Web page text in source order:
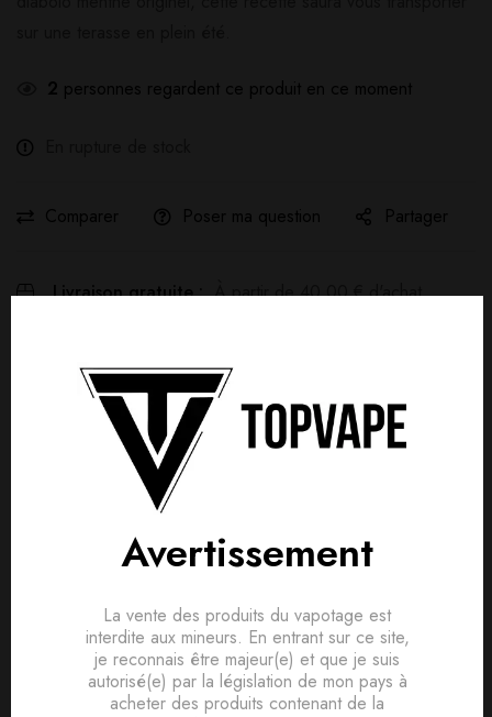
2 personnes regardent ce produit en ce moment
Comparer Poser ma question Partager
Livraison gratuite : À partir de40,00€d'achat
Détails produit Livraisons & Retours
Marque Tribal Force
Saveur Boisson & Fruitée
Ratio PG/VG 50/50
Conditionnement Flacon PE 60ml avec bouchon sécurité
Contenance 50ml
Based on 0 Reviews
Ajouter mon avis
Il n'y a pas encore d'avis, donnez le vôtre en premier !
Questions clients
question sur ce produit
Aucune question actuellement. Devenez le premier à poser
votre question !
Avertissement
La vente des produits du vapotage est
interdite aux mineurs. En entrant sur ce site,
je reconnais être majeur(e) et que je suis
autorisé(e) par la législation de mon pays à
acheter des produits contenant de la